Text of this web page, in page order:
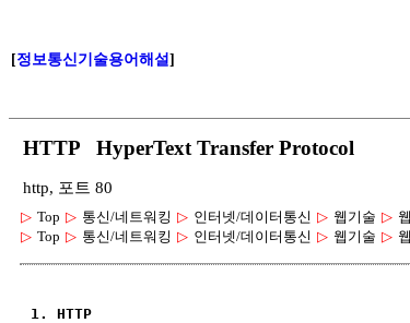
[정보통신기술용어해설]
HTTP HyperText Transfer Protocol
http, 포트 80
▷ Top ▷ 통신/네트워킹 ▷ 인터넷/데이터통신 ▷ 웹기술 ▷
▷ Top ▷ 통신/네트워킹 ▷ 인터넷/데이터통신 ▷ 웹기술 ▷
1. HTTP